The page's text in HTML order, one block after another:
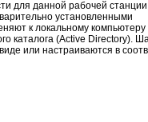
для данной рабочей
установленными
к локальному компьютеру
каталога (Active Directory).
или настраиваются в